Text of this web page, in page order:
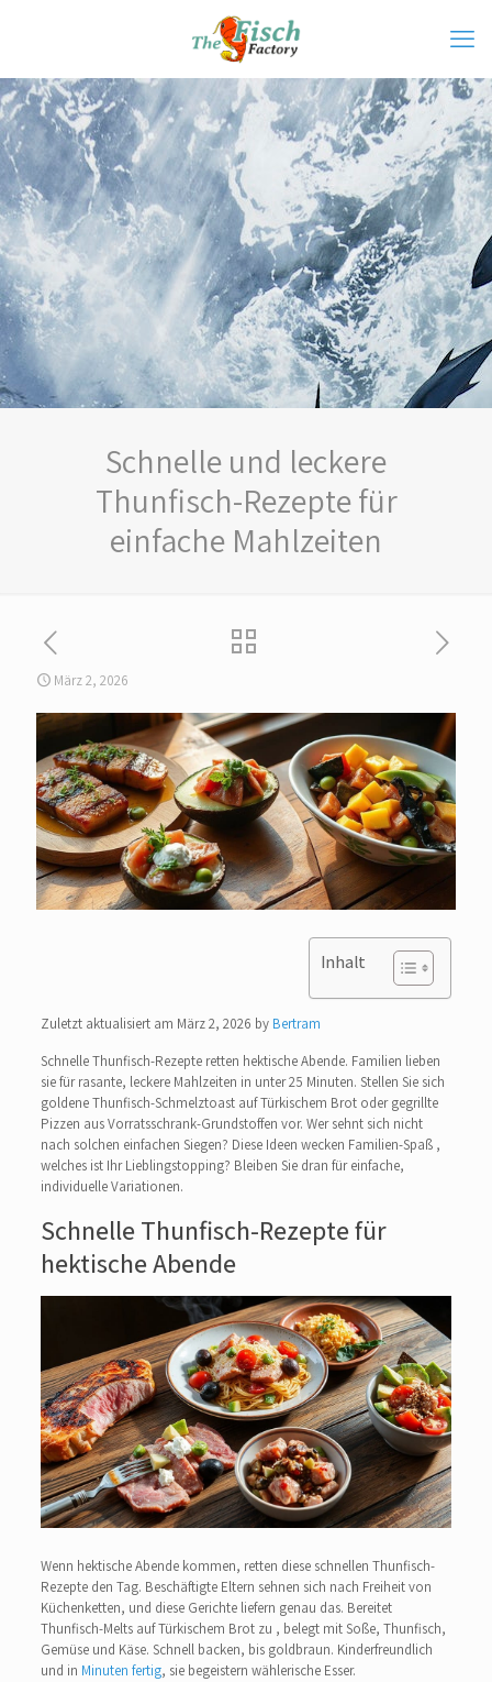
Schnelle und leckere
Thunfisch-Rezepte für
einfache Mahlzeiten
März 2, 2026
Inhalt
Zuletzt aktualisiert am März 2, 2026 by Bertram
Schnelle Thunfisch-Rezepte retten hektische Abende. Familien lieben
sie für rasante, leckere Mahlzeiten in unter 25 Minuten. Stellen Sie sich
goldene Thunfisch-Schmelztoast auf Türkischem Brot oder gegrillte
Pizzen aus Vorratsschrank-Grundstoffen vor. Wer sehnt sich nicht
nach solchen einfachen Siegen? Diese Ideen wecken Familien-Spaß ,
welches ist Ihr Lieblingstopping? Bleiben Sie dran für einfache,
individuelle Variationen.
Schnelle Thunfisch-Rezepte für
hektische Abende
Wenn hektische Abende kommen, retten diese schnellen Thunfisch-
Rezepte den Tag. Beschäftigte Eltern sehnen sich nach Freiheit von
Küchenketten, und diese Gerichte liefern genau das. Bereitet
Thunfisch-Melts auf Türkischem Brot zu , belegt mit Soße, Thunfisch,
Gemüse und Käse. Schnell backen, bis goldbraun. Kinderfreundlich
und in Minuten fertig, sie begeistern wählerische Esser.